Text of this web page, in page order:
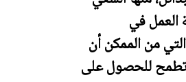
العمل في
من الممكن أن
تطمح للحصول على